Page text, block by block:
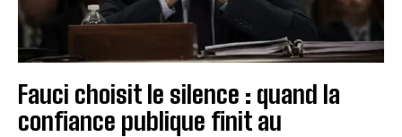
Fauci choisit le silence : quand la
confiance publique finit au